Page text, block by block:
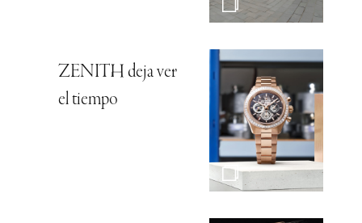
ZENITH deja ver
el tiempo